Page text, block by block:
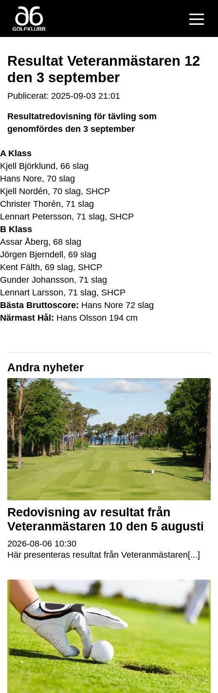
Resultat Veteranmästaren 12
den 3 september
Publicerat: 2025-09-03 21:01
Resultatredovisning för tävling som
genomfördes den 3 september
A Klass
Kjell Björklund, 66 slag
Hans Nore, 70 slag
Kjell Nordén, 70 slag, SHCP
Christer Thorén, 71 slag
Lennart Petersson, 71 slag, SHCP
B Klass
Assar Åberg, 68 slag
Jörgen Bjerndell, 69 slag
Kent Fälth, 69 slag, SHCP
Gunder Johansson, 71 slag
Lennart Larsson, 71 slag, SHCP
Bästa Bruttoscore: Hans Nore 72 slag
Närmast Hål: Hans Olsson 194 cm
Andra nyheter
Redovisning av resultat från
Veteranmästaren 10 den 5 augusti
2026-08-06 10:30
Här presenteras resultat från Veteranmästaren[...]